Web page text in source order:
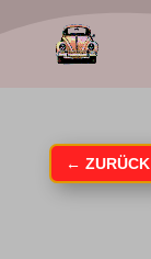
← ZURÜCK